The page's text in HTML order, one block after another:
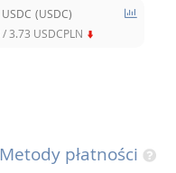
USDC (USDC)
/ 3.73 USDCPLN
Metody płatności